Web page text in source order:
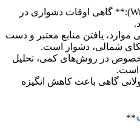
* **انسداد نویسنده (Writer’s Block):** گاهی اوقات دشواری در
یافتن منابع معتبر و دست
شمالی، دشوار است.
خصوص در روش‌های کمی، تحلیل
است.
گاهی باعث کاهش انگیزه
**